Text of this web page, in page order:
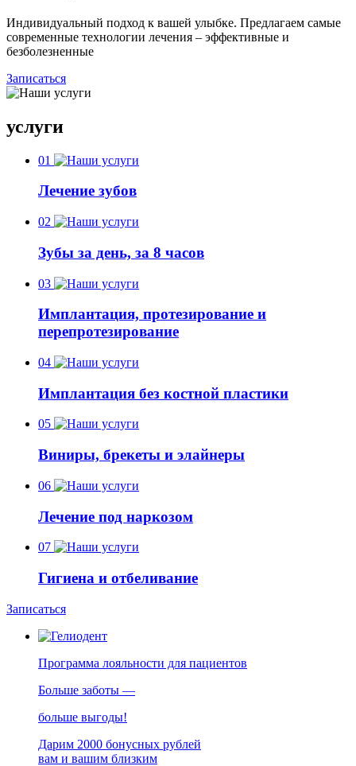
Индивидуальный подход к вашей улыбке. Предлагаем самые
современные технологии лечения – эффективные и
безболезненные
Записаться
услуги
01
Лечение зубов
02
Зубы за день, за 8 часов
03
Имплантация, протезирование и
перепротезирование
04
Имплантация без костной пластики
05
Виниры, брекеты и элайнеры
06
Лечение под наркозом
07
Гигиена и отбеливание
Записаться
Программа лояльности для пациентов
Больше заботы —
больше выгоды!
Дарим 2000 бонусных рублей
вам и вашим близким